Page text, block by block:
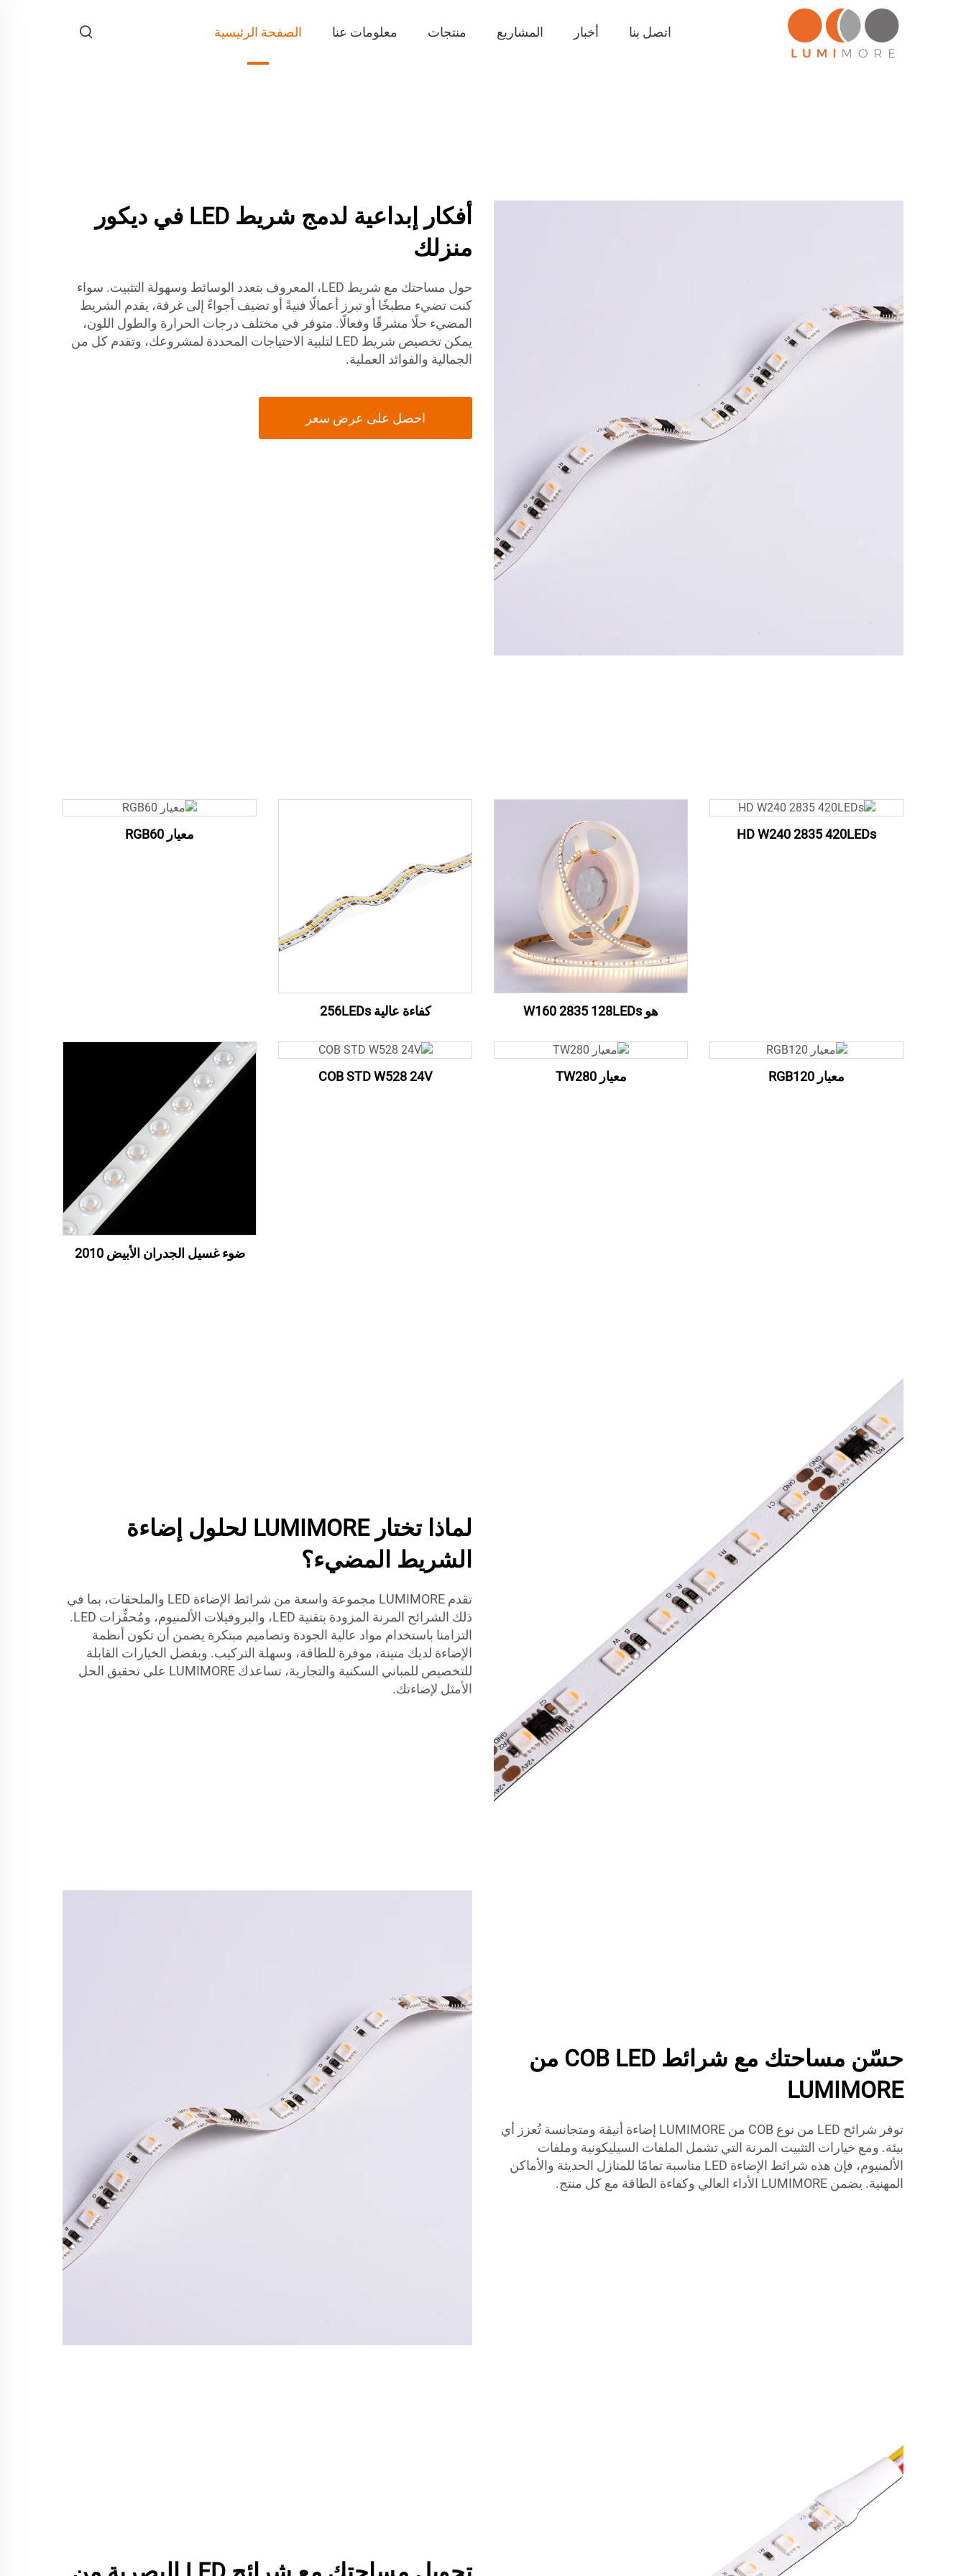
الصفحة الرئيسية معلومات عنا منتجات المشاريع أخبار اتصل بنا
أفكار إبداعية لدمج شريط LED في ديكور
منزلك
حول مساحتك مع شريط LED، المعروف بتعدد الوسائط وسهولة التثبيت. سواء
كنت تضيء مطبخًا أو تبرز أعمالًا فنيةً أو تضيف أجواءً إلى غرفة، يقدم الشريط
المضيء حلًا مشرقًا وفعالًا. متوفر في مختلف درجات الحرارة والطول اللون،
يمكن تخصيص شريط LED لتلبية الاحتياجات المحددة لمشروعك، وتقدم كل من
الجمالية والفوائد العملية.
احصل على عرض سعر
HD W240 2835 420LEDs
هو W160 2835 128LEDs كفاءة عالية 256LEDs
معيار RGB60
معيار RGB120 معيار TW280 COB STD W528 24V
ضوء غسيل الجدران الأبيض 2010
لماذا تختار LUMIMORE لحلول إضاءة
الشريط المضيء؟
تقدم LUMIMORE مجموعة واسعة من شرائط الإضاءة LED والملحقات، بما في
ذلك الشرائح المرنة المزودة بتقنية LED، والبروفيلات الألمنيوم، ومُحفِّزات LED.
التزامنا باستخدام مواد عالية الجودة وتصاميم مبتكرة يضمن أن تكون أنظمة
الإضاءة لديك متينة، موفرة للطاقة، وسهلة التركيب. وبفضل الخيارات القابلة
للتخصيص للمباني السكنية والتجارية، تساعدك LUMIMORE على تحقيق الحل
الأمثل لإضاءتك.
حسّن مساحتك مع شرائط COB LED من
LUMIMORE
توفر شرائح LED من نوع COB من LUMIMORE إضاءة أنيقة ومتجانسة تُعزز أي
بيئة. ومع خيارات التثبيت المرنة التي تشمل الملفات السيليكونية وملفات
الألمنيوم، فإن هذه شرائط الإضاءة LED مناسبة تمامًا للمنازل الحديثة والأماكن
المهنية. يضمن LUMIMORE الأداء العالي وكفاءة الطاقة مع كل منتج.